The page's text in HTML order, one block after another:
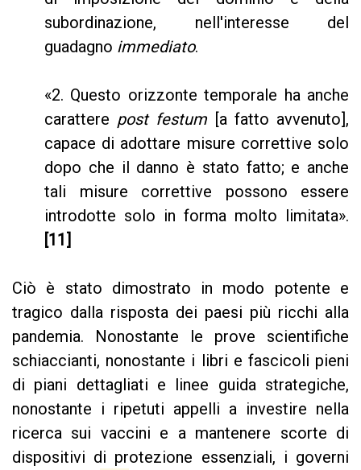
subordinazione, nell'interesse del
guadagno immediato.
«2. Questo orizzonte temporale ha anche
carattere post festum [a fatto avvenuto],
capace di adottare misure correttive solo
dopo che il danno è stato fatto; e anche
tali misure correttive possono essere
introdotte solo in forma molto limitata».
[11]
Ciò è stato dimostrato in modo potente e
tragico dalla risposta dei paesi più ricchi alla
pandemia. Nonostante le prove scientifiche
schiaccianti, nonostante i libri e fascicoli pieni
di piani dettagliati e linee guida strategiche,
nonostante i ripetuti appelli a investire nella
ricerca sui vaccini e a mantenere scorte di
dispositivi di protezione essenziali, i governi